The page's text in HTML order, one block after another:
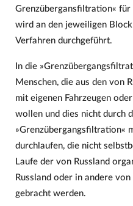
Grenzübergansfiltration«
wird an den jeweiligen
Verfahren durchgeführt.
In die
Menschen, die aus den von
mit eigenen Fahrzeugen
wollen und dies nicht durch
»Grenzübergangsfiltration«
durchlaufen, die nicht
Laufe der von Russland
Russland oder in andere
gebracht werden.